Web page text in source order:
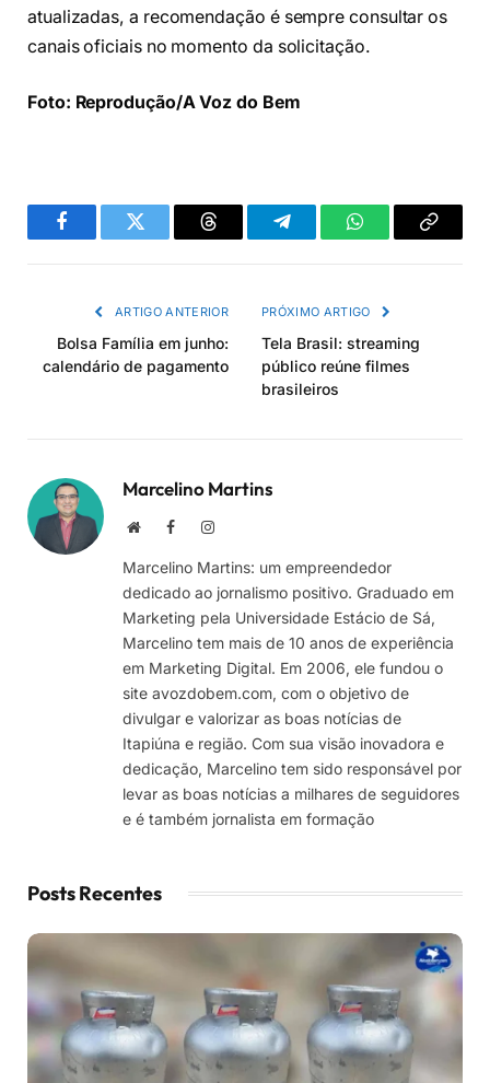
atualizadas, a recomendação é sempre consultar os
canais oficiais no momento da solicitação.
Foto: Reprodução/A Voz do Bem
FacebookTwitter Threads TelegramWhatsAppCopiar
ARTIGO ANTERIOR
Bolsa Família em junho:
calendário de pagamento
PRÓXIMO ARTIGO
Tela Brasil: streaming
público reúne filmes
brasileiros
Marcelino Martins
Site FacebookInstagram
Marcelino Martins: um empreendedor
dedicado ao jornalismo positivo. Graduado em
Marketing pela Universidade Estácio de Sá,
Marcelino tem mais de 10 anos de experiência
em Marketing Digital. Em 2006, ele fundou o
site avozdobem.com, com o objetivo de
divulgar e valorizar as boas notícias de
Itapiúna e região. Com sua visão inovadora e
dedicação, Marcelino tem sido responsável por
levar as boas notícias a milhares de seguidores
e é também jornalista em formação
Posts Recentes